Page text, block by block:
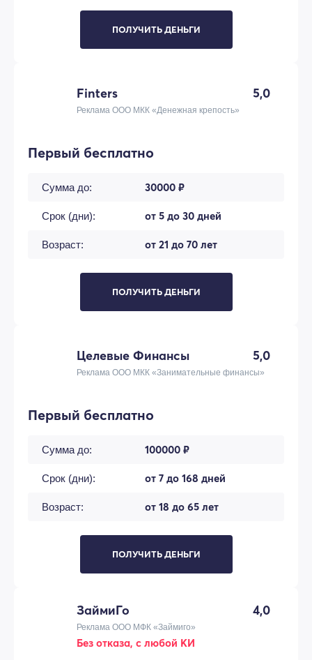
ПОЛУЧИТЬ ДЕНЬГИ
Finters 5,0
Реклама ООО МКК «Денежная крепость»
Первый бесплатно
Сумма до: 30000 ₽
Срок (дни): от 5 до 30 дней
Возраст: от 21 до 70 лет
ПОЛУЧИТЬ ДЕНЬГИ
Целевые Финансы 5,0
Реклама ООО МКК «Занимательные финансы»
Первый бесплатно
Сумма до: 100000 ₽
Срок (дни): от 7 до 168 дней
Возраст: от 18 до 65 лет
ПОЛУЧИТЬ ДЕНЬГИ
ЗаймиГо 4,0
Реклама ООО МФК «Займиго»
Без отказа, с любой КИ